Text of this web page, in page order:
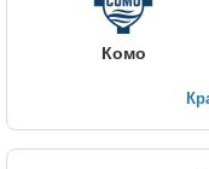
Комо